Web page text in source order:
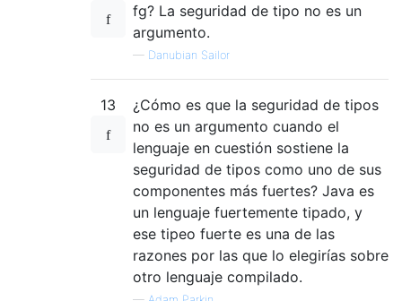
fg? La seguridad de tipo no es un
argumento.
— Danubian Sailor
13
¿Cómo es que la seguridad de tipos
no es un argumento cuando el
lenguaje en cuestión sostiene la
seguridad de tipos como uno de sus
componentes más fuertes? Java es
un lenguaje fuertemente tipado, y
ese tipeo fuerte es una de las
razones por las que lo elegirías sobre
otro lenguaje compilado.